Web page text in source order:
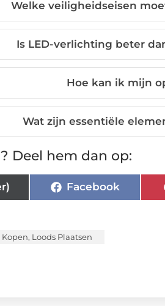
Welke veiligheidseisen
Is LED-verlichting beter
Hoe kan ik mijn
Wat zijn essentiële
Deel hem dan op:
Facebook
, Loods Plaatsen